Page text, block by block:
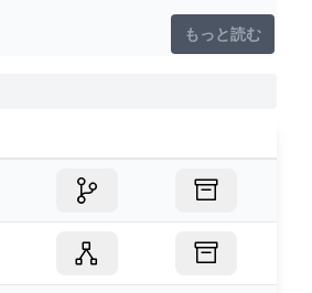
もっと読む